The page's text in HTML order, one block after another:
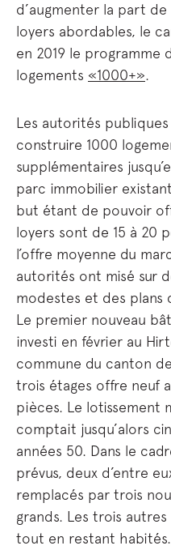
d’augmenter la part de
loyers abordables, le
en 2019 le programme
logements «1000+».
Les autorités
construire 1000
supplémentaires
parc immobilier
but étant de pouvoir
loyers sont de 15 à 20
l’offre moyenne du
autorités ont misé sur
modestes et des plans
Le premier nouveau
investi en février au
commune du canton
trois étages offre neuf
pièces. Le lotissement
comptait jusqu’alors
années 50. Dans le
prévus, deux d’entre
remplacés par trois
grands. Les trois
tout en restant